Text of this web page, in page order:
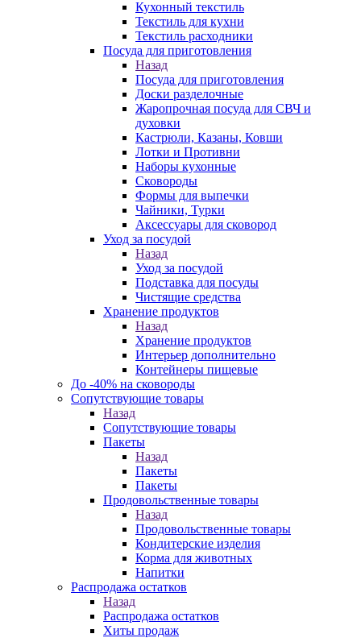
Кухонный текстиль
Текстиль для кухни
Текстиль расходники
Посуда для приготовления
Назад
Посуда для приготовления
Доски разделочные
Жаропрочная посуда для СВЧ и
духовки
Кастрюли, Казаны, Ковши
Лотки и Противни
Наборы кухонные
Сковороды
Формы для выпечки
Чайники, Турки
Аксессуары для сковород
Уход за посудой
Назад
Уход за посудой
Подставка для посуды
Чистящие средства
Хранение продуктов
Назад
Хранение продуктов
Интерьер дополнительно
Контейнеры пищевые
До -40% на сковороды
Сопутствующие товары
Назад
Сопутствующие товары
Пакеты
Назад
Пакеты
Пакеты
Продовольственные товары
Назад
Продовольственные товары
Кондитерские изделия
Корма для животных
Напитки
Распродажа остатков
Назад
Распродажа остатков
Хиты продаж